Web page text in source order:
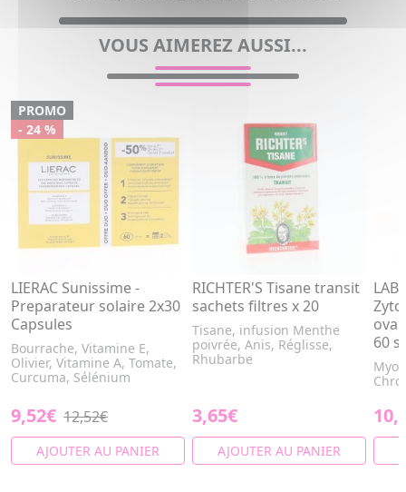
VOUS AIMEREZ AUSSI...
PROMO
- 24 %
LIERAC Sunissime -
Preparateur solaire 2x30
Capsules
Bourrache, Vitamine E,
Olivier, Vitamine A, Tomate,
Curcuma, Sélénium
9,52€ 12,52€
AJOUTER AU PANIER
RICHTER'S Tisane transit
sachets filtres x 20
Tisane, infusion Menthe
poivrée, Anis, Réglisse,
Rhubarbe
3,65€
AJOUTER AU PANIER
60